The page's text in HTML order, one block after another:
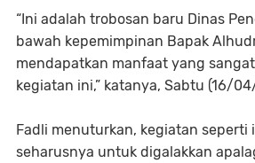
“Ini adalah trobosan baru Dinas
bawah kepemimpinan Bapak
mendapatkan manfaat yang
kegiatan ini,” katanya, Sabtu (16/
Fadli menuturkan, kegiatan seperti
seharusnya untuk digalakkan